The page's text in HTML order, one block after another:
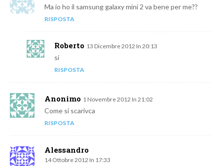
Ma io ho il samsung galaxy mini 2 va bene per me??
RISPOSTA
Roberto 13 Dicembre 2012 In 20:13
si
RISPOSTA
Anonimo 1 Novembre 2012 In 21:02
Come si scarivca
RISPOSTA
Alessandro
14 Ottobre 2012 In 17:33